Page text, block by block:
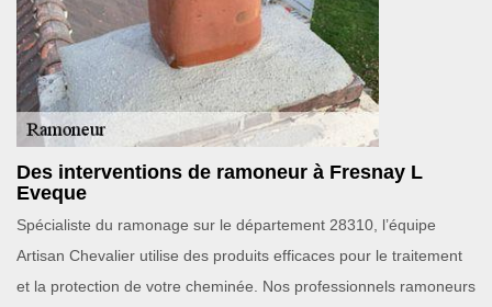
Des interventions de ramoneur à Fresnay L
Eveque
Spécialiste du ramonage sur le département 28310, l’équipe
Artisan Chevalier utilise des produits efficaces pour le traitement
et la protection de votre cheminée. Nos professionnels ramoneurs